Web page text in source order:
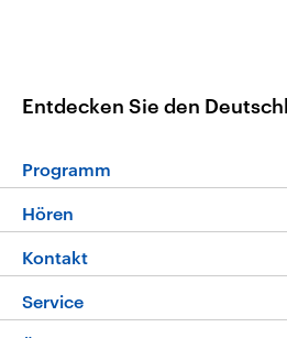
Entdecken Sie den
Programm
Programm
Die Nachrichten
Nachrichtenleicht
Hören
Livestream
Podcasts
Kontakt
Hörerservice
Service